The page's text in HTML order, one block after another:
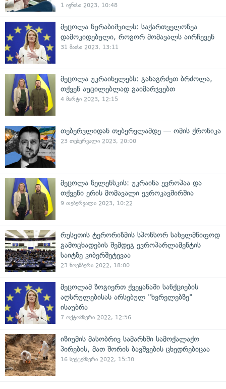
1 ივნისი 2023, 10:48
მეცოლა ზურაბიშვილს: საქართველოზეა
დამოკიდებული, როგორ მომავალს აირჩევენ
31 მაისი 2023, 13:11
მეცოლა უკრაინელებს: განაგრძეთ ბრძოლა,
თქვენ აუცილებლად გაიმარჯვებთ
4 მარტი 2023, 12:15
თებერვლიდან თებერვლამდე — ომის ქრონიკა
23 თებერვალი 2023, 20:00
მეცოლა ზელენსკის: უკრაინა ევროპაა და
თქვენი ერის მომავალი ევროკავშირშია
9 თებერვალი 2023, 10:22
რუსეთის ტერორიზმის სპონსორ სახელმწიფოდ
გამოცხადების შემდეგ ევროპარლამენტის
საიტზე კიბერშეტევაა
23 ნოემბერი 2022, 18:00
მეცოლამ ზოგიერთ ქვეყანაში სანქციების
აღსრულებისას არსებულ "ხვრელებზე"
ისაუბრა
7 ოქტომბერი 2022, 12:56
იზიუმის მასობრივ სამარხში სამოქალაქო
პირების, მათ შორის ბავშვების ცხედრებიცაა
16 სექტემბერი 2022, 15:30